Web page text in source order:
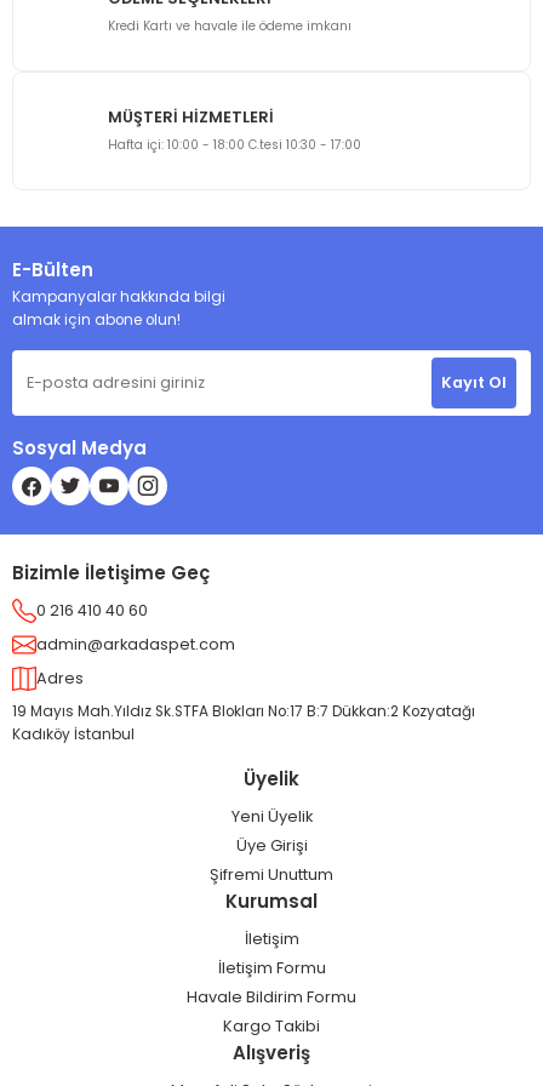
Kredi Kartı ve havale ile ödeme imkanı
MÜŞTERİ HİZMETLERİ
Hafta içi: 10:00 - 18:00 C.tesi 10:30 - 17:00
E-Bülten
Kampanyalar hakkında bilgi
almak için abone olun!
Kayıt Ol
Sosyal Medya
Bizimle İletişime Geç
0 216 410 40 60
admin@arkadaspet.com
Adres
19 Mayıs Mah.Yıldız Sk.STFA Blokları No:17 B:7 Dükkan:2 Kozyatağı
Kadıköy İstanbul
Üyelik
Yeni Üyelik
Üye Girişi
Şifremi Unuttum
Kurumsal
İletişim
İletişim Formu
Havale Bildirim Formu
Kargo Takibi
Alışveriş